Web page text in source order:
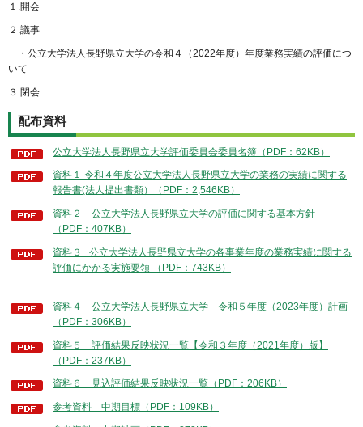
１.開会
２.議事
・公立大学法人長野県立大学の令和４（2022年度）年度業務実績の評価につ
いて
３.閉会
配布資料
公立大学法人長野県立大学評価委員会委員名簿（PDF：62KB）
資料１ 令和４年度公立大学法人長野県立大学の業務の実績に関する
報告書(法人提出書類）（PDF：2,546KB）
資料２ 公立大学法人長野県立大学の評価に関する基本方針
（PDF：407KB）
資料３ 公立大学法人長野県立大学の各事業年度の業務実績に関する
評価にかかる実施要領 （PDF：743KB）
資料４ 公立大学法人長野県立大学 令和５年度（2023年度）計画
（PDF：306KB）
資料５ 評価結果反映状況一覧【令和３年度（2021年度）版】
（PDF：237KB）
資料６ 見込評価結果反映状況一覧（PDF：206KB）
参考資料 中期目標（PDF：109KB）